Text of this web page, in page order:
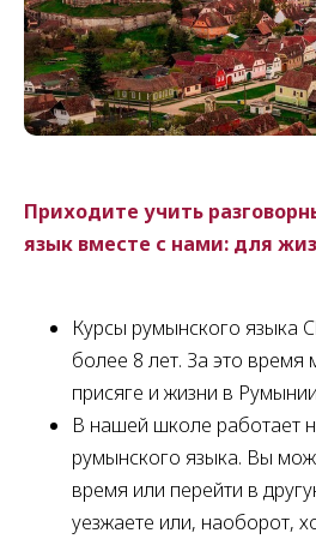
Приходите учить
язык вместе с нами: для
Курсы румынского языка
более 8 лет. За это время
присяге и жизни в
В нашей школе работает
румынского языка. Вы
время или перейти в
уезжаете или, наоборот,